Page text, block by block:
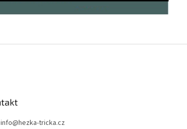
info@hezka-tricka.cz